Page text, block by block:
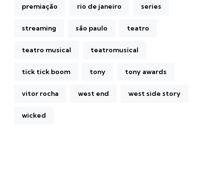
premiação rio de janeiro series
streaming são paulo teatro
teatro musical teatromusical
tick tick boom tony tony awards
vitor rocha west end west side story
wicked